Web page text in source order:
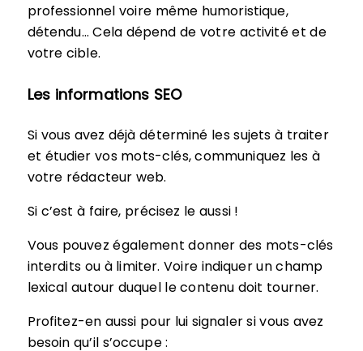
professionnel voire même humoristique,
détendu… Cela dépend de votre activité et de
votre cible.
Les informations SEO
Si vous avez déjà déterminé les sujets à traiter
et étudier vos mots-clés, communiquez les à
votre rédacteur web.
Si c’est à faire, précisez le aussi !
Vous pouvez également donner des mots-clés
interdits ou à limiter. Voire indiquer un champ
lexical autour duquel le contenu doit tourner.
Profitez-en aussi pour lui signaler si vous avez
besoin qu’il s’occupe :